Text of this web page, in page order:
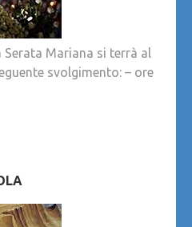
Mariana si terrà al
svolgimento: – ore